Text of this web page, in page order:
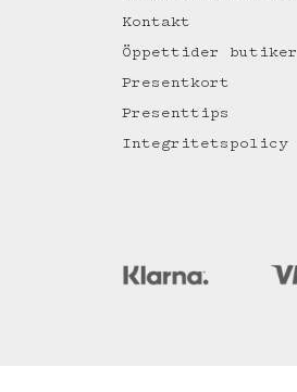
Kontakt
Öppettider butiker
Presentkort
Presenttips
Integritetspolicy